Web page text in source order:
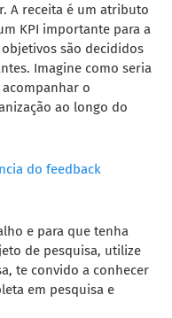
A receita é um atributo
KPI importante para a
são decididos
Imagine como seria
o
ao longo do
do feedback
e para que tenha
de pesquisa, utilize
te convido a conhecer
em pesquisa e